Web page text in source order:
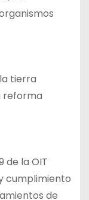
tierra
reforma
de la OIT
cumplimiento
de